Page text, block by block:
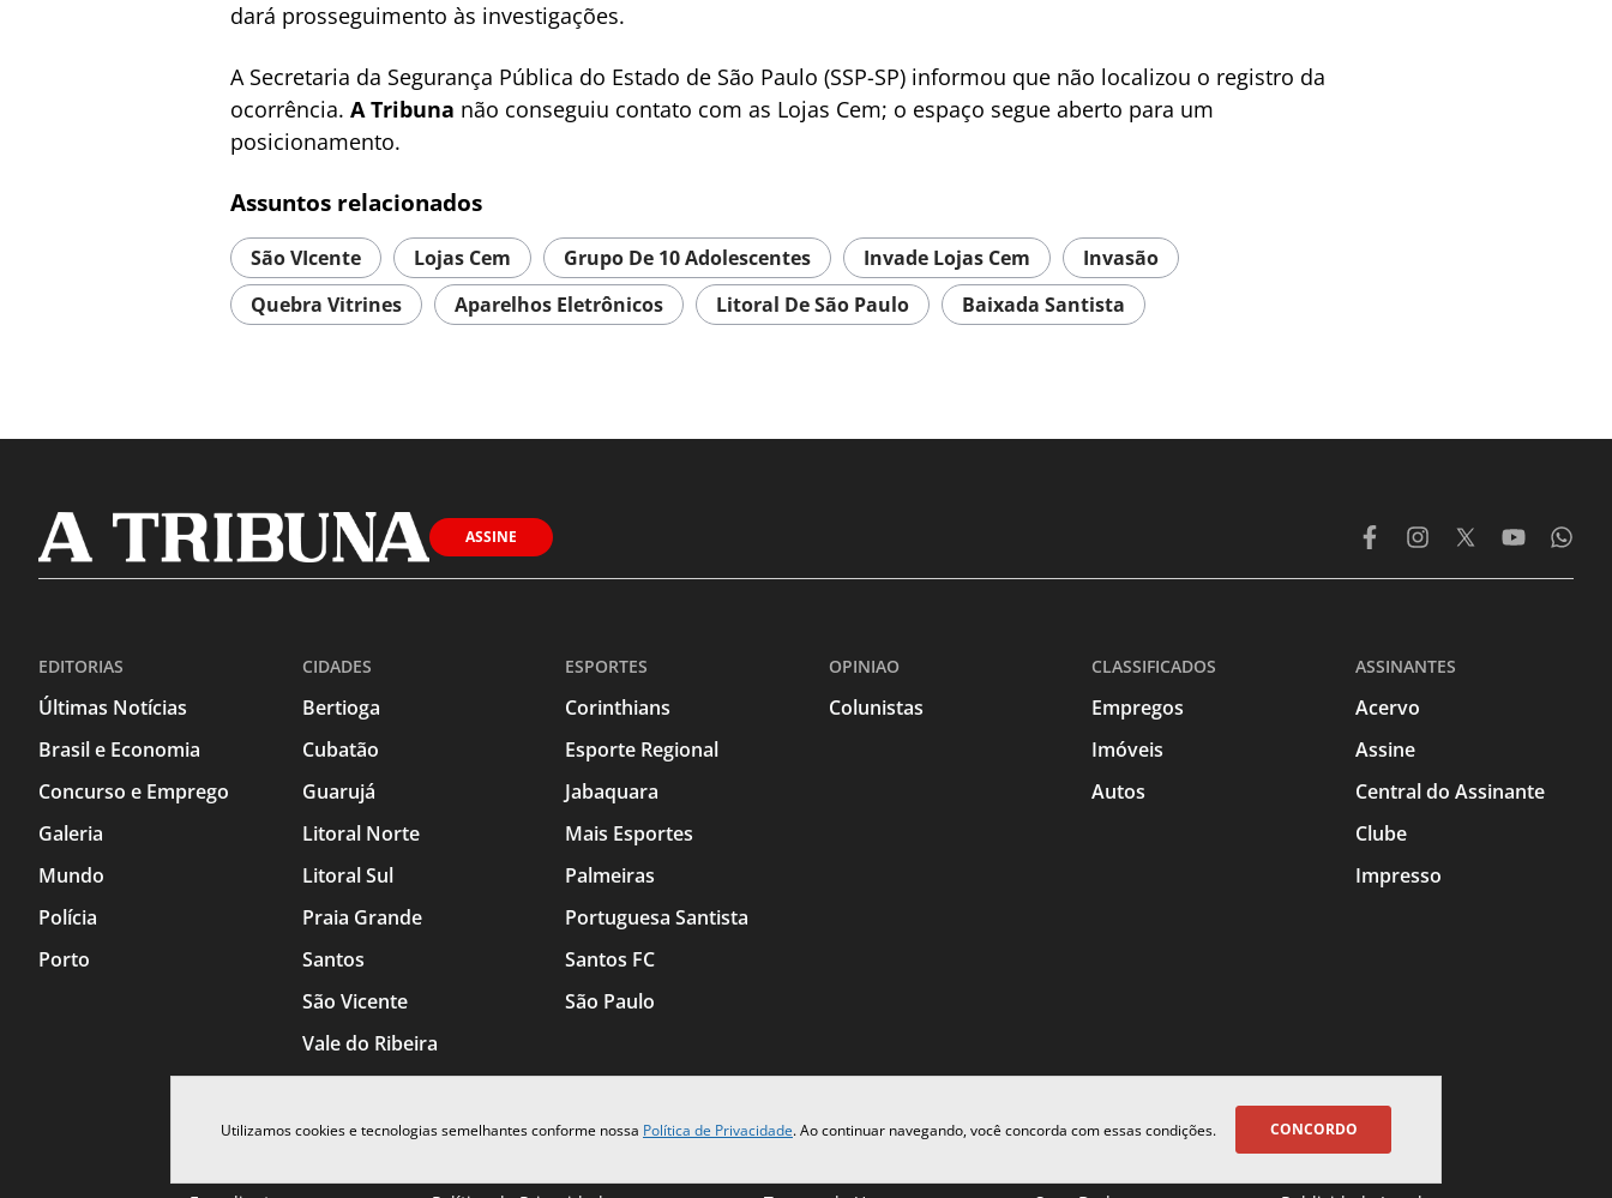
dará prosseguimento às investigações.
A Secretaria da Segurança Pública do Estado de São Paulo (SSP-SP) informou que não localizou o registro da
ocorrência. A Tribuna não conseguiu contato com as Lojas Cem; o espaço segue aberto para um
posicionamento.
Assuntos relacionados
São VIcente Lojas Cem Grupo De 10 Adolescentes Invade Lojas Cem
Invasão
Quebra Vitrines
Aparelhos Eletrônicos Litoral De São Paulo Baixada Santista
Utilizamos cookies e tecnologias semelhantes conforme nossa Política de Privacidade. Ao continuar navegando, você concorda com essas condições. CONCORDO
ASSINE
EDITORIAS
Últimas Notícias
Brasil e Economia
Concurso e Emprego
Galeria
Mundo
Polícia
Porto
CIDADES
Bertioga
Cubatão
Guarujá
Litoral Norte
Litoral Sul
Praia Grande
Santos
São Vicente
Vale do Ribeira
ESPORTES
Corinthians
Esporte Regional
Jabaquara
Mais Esportes
Palmeiras
Portuguesa Santista
Santos FC
São Paulo
OPINIAO
Colunistas
CLASSIFICADOS
Empregos
Imóveis
Autos
ASSINANTES
Acervo
Assine
Central do Assinante
Clube
Impresso